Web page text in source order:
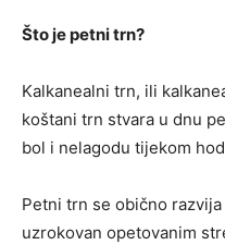
Što je petni trn?
Kalkanealni trn, ili
koštani trn stvara u dnu
bol i nelagodu tijekom
Petni trn se obično
uzrokovan opetovanim